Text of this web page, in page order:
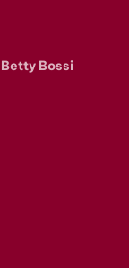
Bossi